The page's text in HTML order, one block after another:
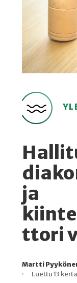
ja
ttori
Kirjoittaja
Martti
Julkaistu
Lukuaika
Lukukertoja
Luettu 13